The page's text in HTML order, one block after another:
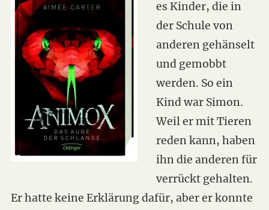
es Kinder, die in
der Schule von
anderen gehänselt
und gemobbt
werden. So ein
Kind war Simon.
Weil er mit Tieren
reden kann, haben
ihn die anderen für
verrückt gehalten.
Er hatte keine Erklärung dafür, aber er konnte